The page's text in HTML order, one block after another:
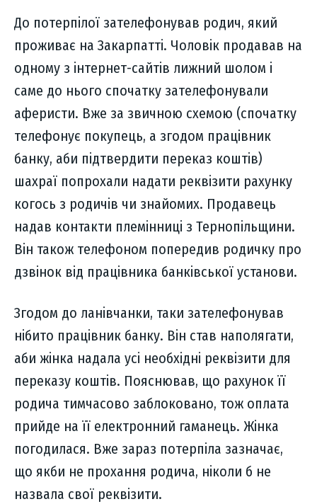
До потерпілої зателефонував родич, який
проживає на Закарпатті. Чоловік продавав на
одному з інтернет-сайтів лижний шолом і
саме до нього спочатку зателефонували
аферисти. Вже за звичною схемою (спочатку
телефонує покупець, а згодом працівник
банку, аби підтвердити переказ коштів)
шахраї попрохали надати реквізити рахунку
когось з родичів чи знайомих. Продавець
надав контакти племінниці з Тернопільщини.
Він також телефоном попередив родичку про
дзвінок від працівника банківської установи.
Згодом до ланівчанки, таки зателефонував
нібито працівник банку. Він став наполягати,
аби жінка надала усі необхідні реквізити для
переказу коштів. Пояснював, що рахунок її
родича тимчасово заблоковано, тож оплата
прийде на її електронний гаманець. Жінка
погодилася. Вже зараз потерпіла зазначає,
що якби не прохання родича, ніколи б не
назвала свої реквізити.